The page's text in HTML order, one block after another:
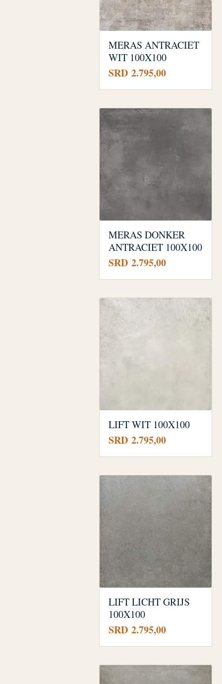
MERAS ANTRACIET
WIT 100X100
Prijs
SRD 2.795,00
MERAS DONKER
ANTRACIET 100X100
Prijs
SRD 2.795,00
LIFT WIT 100X100
Prijs
SRD 2.795,00
LIFT LICHT GRIJS
100X100
Prijs
SRD 2.795,00